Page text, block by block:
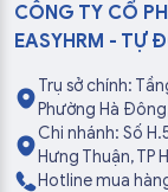
CÔNG TY CỔ
EASYHRM - TỰ
Trụ sở chính:
Phường Hà
Chi nhánh: Số
Hưng Thuận, TP
Hotline mua